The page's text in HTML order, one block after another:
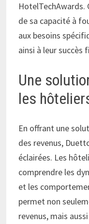
HotelTechAwards.
de sa capacité à
aux besoins
ainsi à leur succès
Une
les
En offrant une
des revenus,
éclairées. Les
comprendre les
et les
permet non
revenus, mais